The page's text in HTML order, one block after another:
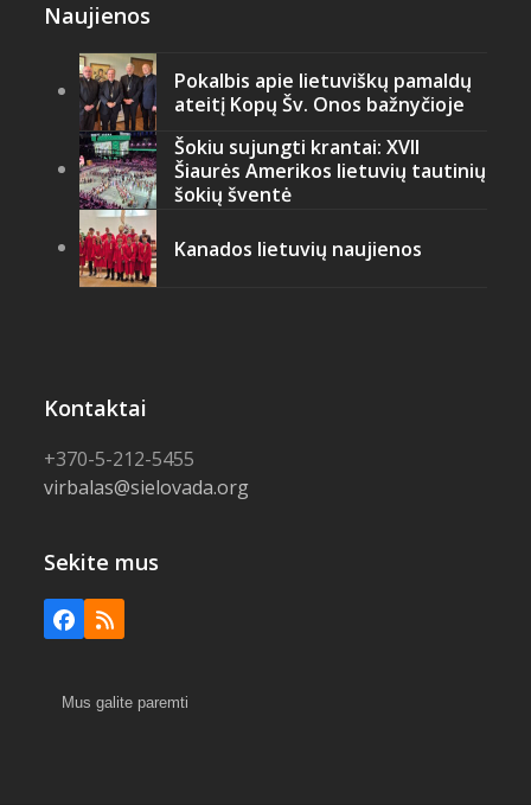
Naujienos
Pokalbis apie lietuviškų pamaldų
ateitį Kopų Šv. Onos bažnyčioje
Šokiu sujungti krantai: XVII
Šiaurės Amerikos lietuvių tautinių
šokių šventė
Kanados lietuvių naujienos
Kontaktai
+370-5-212-5455
virbalas@sielovada.org
Sekite mus
Facebook
RSS
Mus galite paremti